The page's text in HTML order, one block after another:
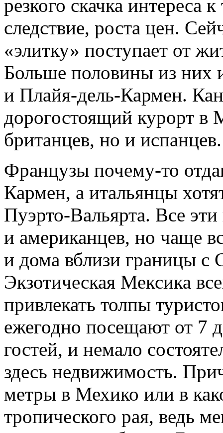
резкого скачка интереса
следствие, роста цен.
«элитку» поступает от
Больше половины из них
и Плайя-дель-Кармен.
дорогостоящий курорт в
британцев, но и испанцев.
Французы почему-то
Кармен, а итальянцы
Пуэрто-Вальярта. Все
и американцев, но чаще
и дома вблизи границы
Экзотическая Мексика
привлекать толпы
ежегодно посещают от 7
гостей, и немало
здесь недвижимость.
метры в Мехико или в
тропического рая, ведь